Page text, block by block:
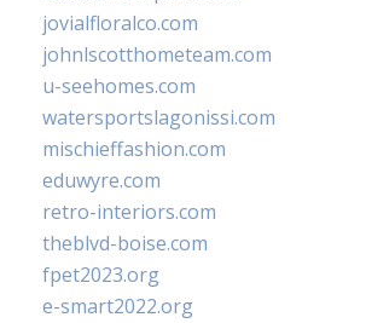
jovialfloralco.com
johnlscotthometeam.com
u-seehomes.com
watersportslagonissi.com
mischieffashion.com
eduwyre.com
retro-interiors.com
theblvd-boise.com
fpet2023.org
e-smart2022.org